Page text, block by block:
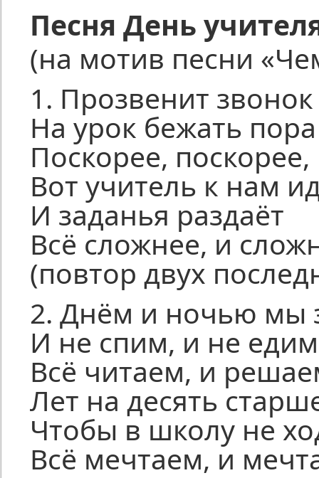
Песня День
(на мотив песни
1. Прозвенит звонок
На урок бежать пора
Поскорее,
Вот учитель к нам
И заданья раздаёт
Всё сложнее, и
(повтор двух
2. Днём и ночью мы
И не спим, и не
Всё читаем, и
Лет на десять
Чтобы в школу не
Всё мечтаем, и